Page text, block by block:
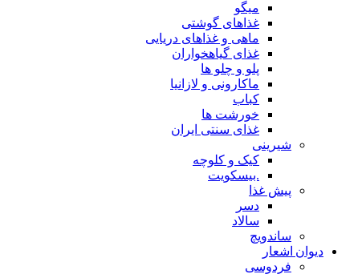
میگو
غذاهای گوشتی
ماهی و غذاهای دریایی
غذای گیاهخواران
پلو و چلو ها
ماکارونی و لازانیا
کباب
خورشت ها
غذای سنتی ایران
شیرینی
کیک و کلوچه
.بیسکویت
پیش غذا
دسر
سالاد
ساندویچ
دیوان اشعار
فردوسی